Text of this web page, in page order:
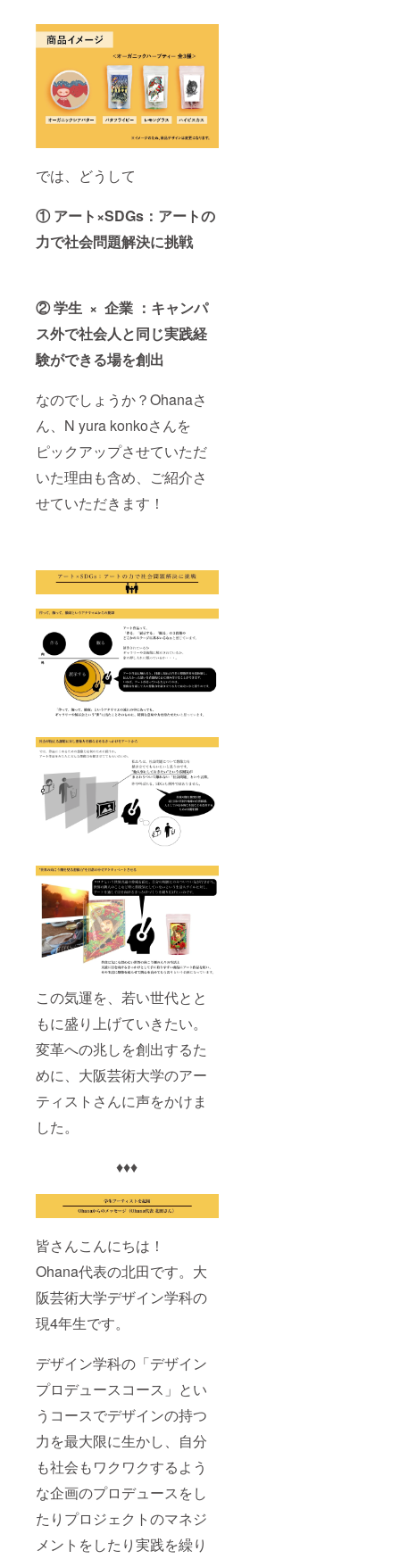
では、どうして
① アート×SDGs：アートの
力で社会問題解決に挑戦
② 学生 × 企業 ：キャンパ
ス外で社会人と同じ実践経
験ができる場を創出
なのでしょうか？Ohanaさ
ん、N yura konkoさんを
ピックアップさせていただ
いた理由も含め、ご紹介さ
せていただきます！
この気運を、若い世代とと
もに盛り上げていきたい。
変革への兆しを創出するた
めに、大阪芸術大学のアー
ティストさんに声をかけま
した。
♦︎♦︎♦︎
皆さんこんにちは！
Ohana代表の北田です。大
阪芸術大学デザイン学科の
現4年生です。
デザイン学科の「デザイン
プロデュースコース」とい
うコースでデザインの持つ
力を最大限に生かし、自分
も社会もワクワクするよう
な企画のプロデュースをし
たりプロジェクトのマネジ
メントをしたり実践を繰り